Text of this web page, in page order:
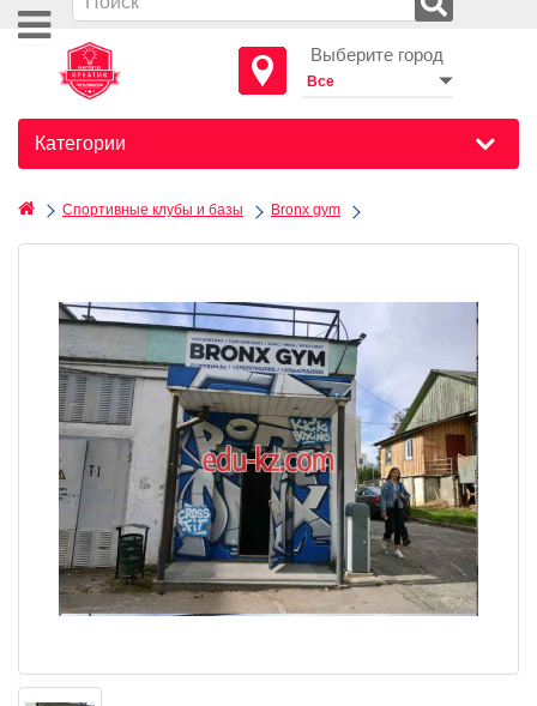
Выберите город
Категории
Спортивные клубы и базы Bronx gym